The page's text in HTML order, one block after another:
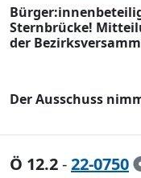
Sternbrücke!
der
Der Ausschuss
Ö 12.2-22-0750